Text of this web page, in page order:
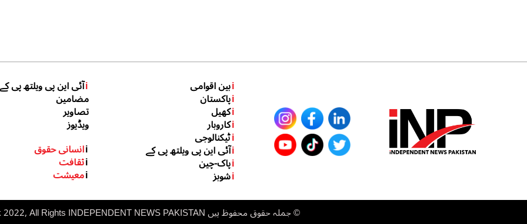
iبین اقوامی
iپاکستان
iکھیل
iکاروبار
iٹیکنالوجی
iآئی این پی ویلتھ پی کے
iپاک-چین
iشوبز
iآئی این پی ویلتھ پی کے
مضامین
تصاویر
ویڈیوز
iانسانی حقوق
iثقافت
iمعیشت
©جملہ حقوق محفوظ ہیں inp.net.pk 2022, All Rights INDEPENDENT NEWS PAKISTAN